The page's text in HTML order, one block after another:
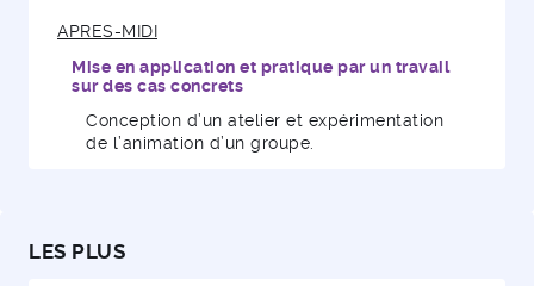
APRES-MIDI
Mise en application et pratique par un travail
sur des cas concrets
Conception d’un atelier et expérimentation
de l’animation d’un groupe.
LES PLUS